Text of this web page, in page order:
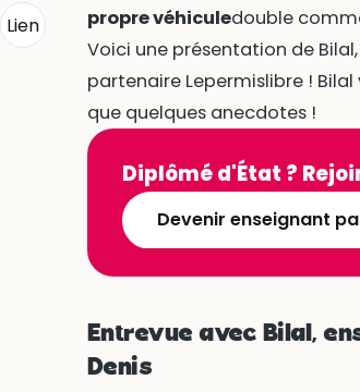
Lien
propre véhiculedouble
Voici une présentation de
partenaire Lepermislibre !
que quelques anecdotes !
Diplômé d'État ?
Devenir enseignant
Entrevue avec Bilal,
Denis